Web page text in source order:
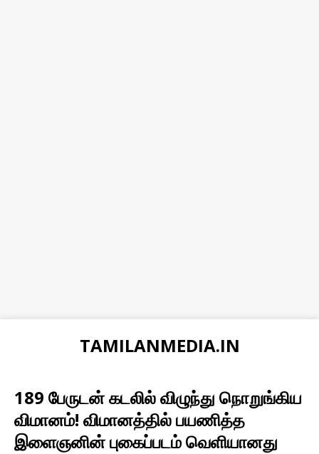
TAMILANMEDIA.IN
189 பேருடன் கடலில் விழுந்து நொறுங்கிய
விமானம்! விமானத்தில் பயணித்த
இளைஞனின் புகைப்படம் வெளியானது